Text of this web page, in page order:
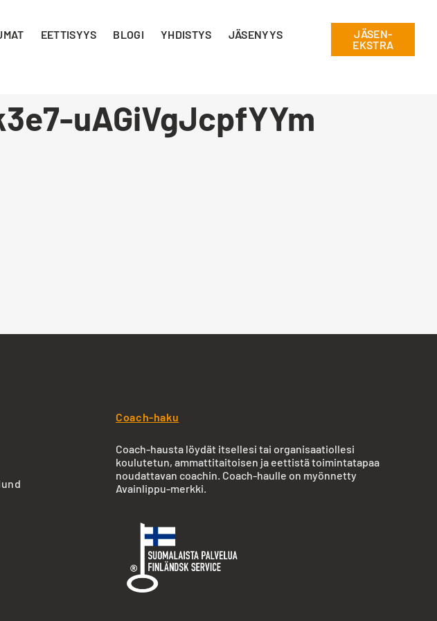
EETTISYYS BLOGI YHDISTYS
JÄSENYYS
JÄSEN-
EKSTRA
uAGiVgJcpfYYm
Coach-haku
Coach-hausta löydät itsellesi tai organisaatiollesi
koulutetun, ammattitaitoisen ja eettistä toimintatapaa
noudattavan coachin. Coach-haulle on myönnetty
Avainlippu-merkki.